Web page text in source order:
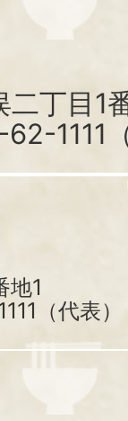
丁目1
1111
地1
（代表）